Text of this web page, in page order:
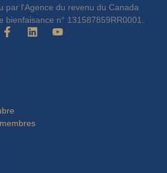
par l'Agence du revenu du Canada
bienfaisance n° 131587859RR0001.
F
k
-
f
L
Y